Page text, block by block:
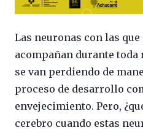
Las neuronas con las
acompañan durante toda
se van perdiendo de
proceso de desarrollo
envejecimiento. Pero,
cerebro cuando estas